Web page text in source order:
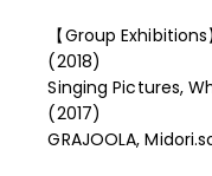
【Group Exhibitions】
(2018)
Singing Pictures,
(2017)
GRAJOOLA,